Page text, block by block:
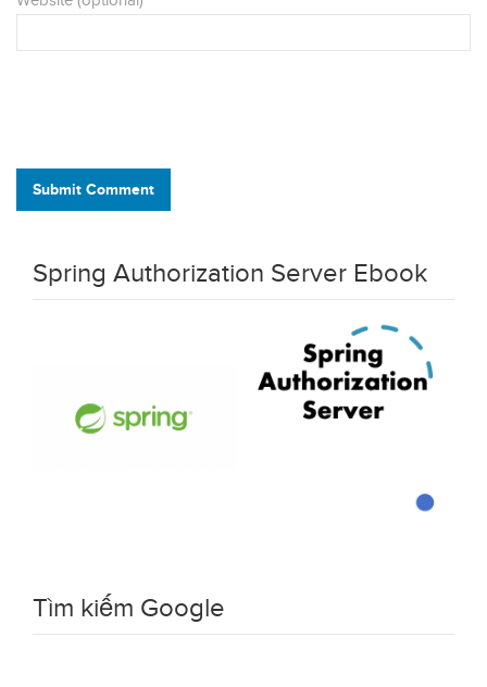
Submit Comment
Spring Authorization Server Ebook
Tìm kiếm Google